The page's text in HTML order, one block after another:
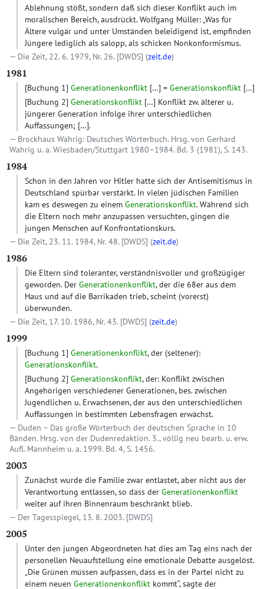
Ablehnung stößt, sondern daß sich dieser Konflikt auch im
moralischen Bereich, ausdrückt. Wolfgang Müller: „Was für
Ältere vulgär und unter Umständen beleidigend ist, empfinden
Jüngere lediglich als salopp, als schicken Nonkonformismus.
Die Zeit, 22. 6. 1979, Nr. 26. [DWDS] (zeit.de)
1981
[Buchung 1] Generationenkonflikt […] = Generationskonflikt […]
[Buchung 2] Generationskonflikt […] Konflikt zw. älterer u.
jüngerer Generation infolge ihrer unterschiedlichen
Auffassungen; […].
Brockhaus Wahrig: Deutsches Wörterbuch. Hrsg. von Gerhard
Wahrig u. a. Wiesbaden/Stuttgart 1980–1984. Bd. 3 (1981), S. 143.
1984
Schon in den Jahren vor Hitler hatte sich der Antisemitismus in
Deutschland spürbar verstärkt. In vielen jüdischen Familien
kam es deswegen zu einem Generationskonflikt. Während sich
die Eltern noch mehr anzupassen versuchten, gingen die
jungen Menschen auf Konfrontationskurs.
Die Zeit, 23. 11. 1984, Nr. 48. [DWDS] (zeit.de)
1986
Die Eltern sind toleranter, verständnisvoller und großzügiger
geworden. Der Generationenkonflikt, der die 68er aus dem
Haus und auf die Barrikaden trieb, scheint (vorerst)
überwunden.
Die Zeit, 17. 10. 1986, Nr. 43. [DWDS] (zeit.de)
1999
[Buchung 1] Generationenkonflikt, der (seltener):
Generationskonflikt.
[Buchung 2] Generationskonflikt, der: Konflikt zwischen
Angehörigen verschiedener Generationen, bes. zwischen
Jugendlichen u. Erwachsenen, der aus den unterschiedlichen
Auffassungen in bestimmten Lebensfragen erwächst.
Duden – Das große Wörterbuch der deutschen Sprache in 10
Bänden. Hrsg. von der Dudenredaktion. 3., völlig neu bearb. u. erw.
Aufl. Mannheim u. a. 1999. Bd. 4, S. 1456.
2003
Zunächst wurde die Familie zwar entlastet, aber nicht aus der
Verantwortung entlassen, so dass der Generationenkonflikt
weiter auf ihren Binnenraum beschränkt blieb.
Der Tagesspiegel, 13. 8. 2003. [DWDS]
2005
Unter den jungen Abgeordneten hat dies am Tag eins nach der
personellen Neuaufstellung eine emotionale Debatte ausgelöst.
„Die Grünen müssen aufpassen, dass es in der Partei nicht zu
einem neuen Generationenkonflikt kommt“, sagte der